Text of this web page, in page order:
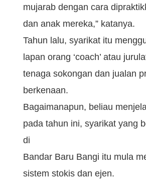
mujarab dengan cara
dan anak mereka,” katanya.
Tahun lalu, syarikat itu
lapan orang ‘coach’ atau
tenaga sokongan dan jualan
berkenaan.
Bagaimanapun, beliau
pada tahun ini, syarikat yang
di
Bandar Baru Bangi itu mula
sistem stokis dan ejen.